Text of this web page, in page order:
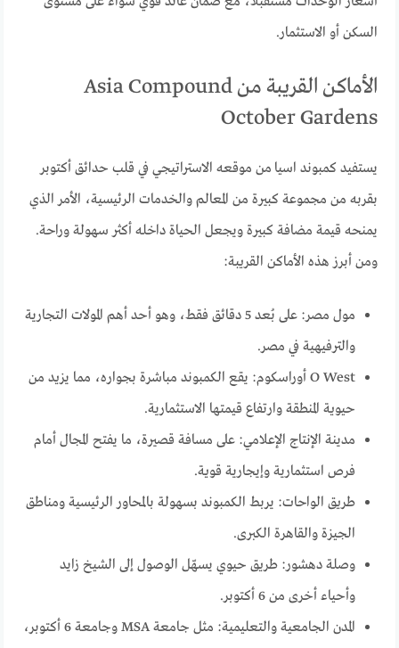
السكن أو الاستثمار.
الأماكن القريبة من Asia Compound
October Gardens
يستفيد كمبوند اسيا من موقعه الاستراتيجي في قلب حدائق أكتوبر
بقربه من مجموعة كبيرة من المعالم والخدمات الرئيسية، الأمر الذي
يمنحه قيمة مضافة كبيرة ويجعل الحياة داخله أكثر سهولة وراحة.
ومن أبرز هذه الأماكن القريبة:
مول مصر: على بُعد 5 دقائق فقط، وهو أحد أهم المولات التجارية
والترفيهية في مصر.
O West أوراسكوم: يقع الكمبوند مباشرة بجواره، مما يزيد من
حيوية المنطقة وارتفاع قيمتها الاستثمارية.
مدينة الإنتاج الإعلامي: على مسافة قصيرة، ما يفتح المجال أمام
فرص استثمارية وإيجارية قوية.
طريق الواحات: يربط الكمبوند بسهولة بالمحاور الرئيسية ومناطق
الجيزة والقاهرة الكبرى.
وصلة دهشور: طريق حيوي يسهّل الوصول إلى الشيخ زايد
وأحياء أخرى من 6 أكتوبر.
المدن الجامعية والتعليمية: مثل جامعة MSA وجامعة 6 أكتوبر،